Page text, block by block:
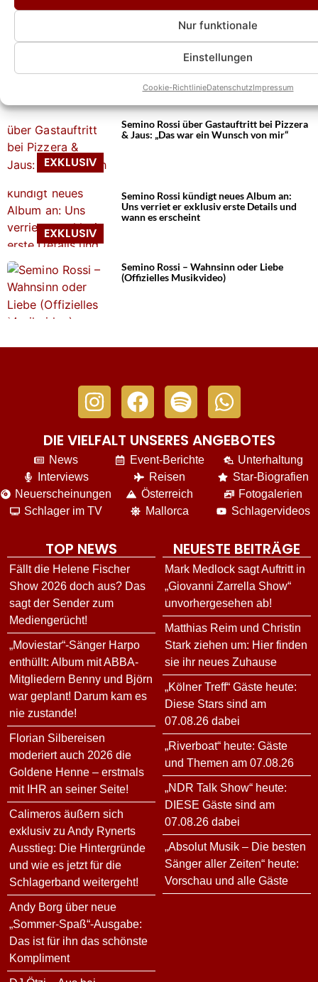
Nur funktionale
Einstellungen
Cookie-RichtlinieDatenschutzImpressum
Das könnte Euch auch interessieren:
Semino Rossi verrät den Supportact seiner
Weihnachtstour 2026 – mit IHR gibt es ein
Wiedersehen
Semino Rossi über Gastauftritt bei Pizzera
& Jaus: „Das war ein Wunsch von mir“
Semino Rossi kündigt neues Album an:
Uns verriet er exklusiv erste Details und
wann es erscheint
Semino Rossi – Wahnsinn oder Liebe
(Offizielles Musikvideo)
DIE VIELFALT UNSERES ANGEBOTES
News
Interviews
Neuerscheinungen
Schlager im TV
Event-Berichte
Reisen
Österreich
Mallorca
Unterhaltung
Star-Biografien
Fotogalerien
Schlagervideos
TOP NEWS
Fällt die Helene Fischer
Show 2026 doch aus? Das
sagt der Sender zum
Mediengerücht!
„Moviestar“-Sänger Harpo
enthüllt: Album mit ABBA-
Mitgliedern Benny und Björn
war geplant! Darum kam es
nie zustande!
Florian Silbereisen
moderiert auch 2026 die
Goldene Henne – erstmals
mit IHR an seiner Seite!
Calimeros äußern sich
exklusiv zu Andy Rynerts
Ausstieg: Die Hintergründe
und wie es jetzt für die
Schlagerband weitergeht!
Andy Borg über neue
„Sommer-Spaß“-Ausgabe:
Das ist für ihn das schönste
Kompliment
NEUESTE BEITRÄGE
Mark Medlock sagt Auftritt in
„Giovanni Zarrella Show“
unvorhergesehen ab!
Matthias Reim und Christin
Stark ziehen um: Hier finden
sie ihr neues Zuhause
„Kölner Treff“ Gäste heute:
Diese Stars sind am
07.08.26 dabei
„Riverboat“ heute: Gäste
und Themen am 07.08.26
„NDR Talk Show“ heute:
DIESE Gäste sind am
07.08.26 dabei
„Absolut Musik – Die besten
Sänger aller Zeiten“ heute:
Vorschau und alle Gäste